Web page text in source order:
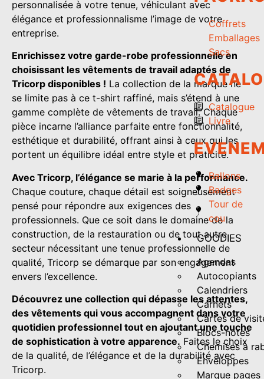
Coffrets
Emballages
Sacs
Catalogue
Livre
Ballons
Badges
Tour de
cou
GOODIES
Agendas
Autocopiants
Calendriers
Carnets
Cartes de
Blocs-notes
Chemises à
Enveloppes
Marque pages
personnalisée à votre tenue, véhiculant avec
élégance et professionnalisme l’image de votre
entreprise.
Enrichissez votre garde-robe professionnelle en
choisissant les vêtements de travail adaptés de
Tricorp disponibles ! La collection de la marque ne
se limite pas à ce t-shirt raffiné, mais s’étend à une
gamme complète de vêtements de travail. Chaque
pièce incarne l’alliance parfaite entre fonctionnalité,
esthétique et durabilité, offrant ainsi à ceux qui les
portent un équilibre idéal entre style et praticité.
Avec Tricorp, l’élégance se marie à la performance.
Chaque couture, chaque détail est soigneusement
pensé pour répondre aux exigences des
professionnels. Que ce soit dans le domaine de la
construction, de la restauration ou de tout autre
secteur nécessitant une tenue professionnelle de
qualité, Tricorp se démarque par son engagement
envers l’excellence.
Découvrez une collection qui dépasse les attentes,
des vêtements qui vous accompagnent dans votre
quotidien professionnel tout en ajoutant une touche
de sophistication à votre apparence. Faites le choix
de la qualité, de l’élégance et de la durabilité avec
Tricorp.